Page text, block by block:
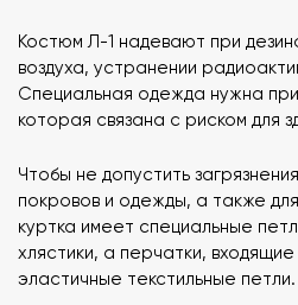
Костюм Л-1 надевают при
воздуха, устранении
Специальная одежда нужна
которая связана с риском для
Чтобы не допустить
покровов и одежды, а также
куртка имеет специальные
хлястики, а перчатки,
эластичные текстильные петли.